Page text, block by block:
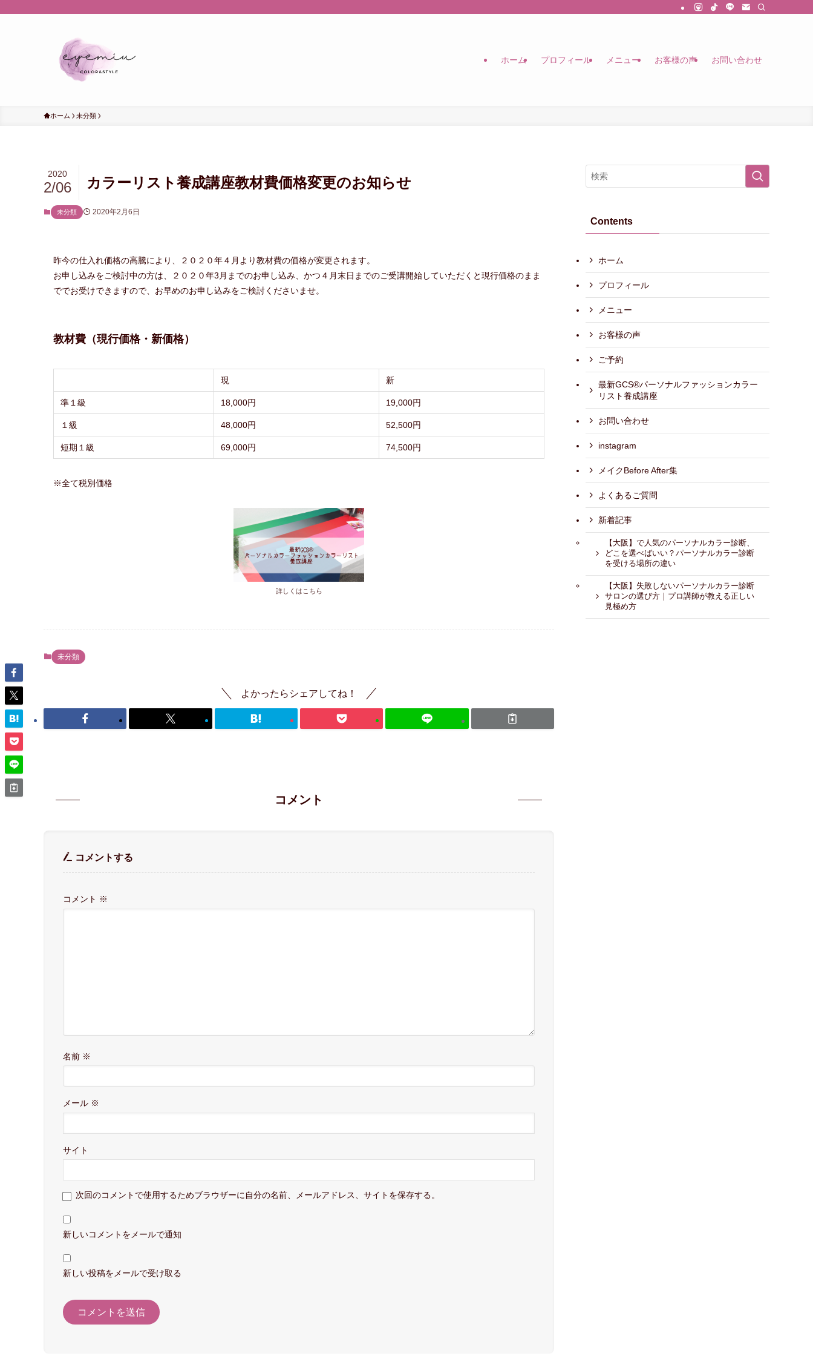
ホーム プロフィール メニュー お客様の声 お問い合わせ
ホーム 未分類
カラーリスト養成講座教材費価格変更のお知らせ
2020
2/06
未分類 2020年2月6日
昨今の仕入れ価格の高騰により、２０２０年４月より教材費の価格が変更されます。
お申し込みをご検討中の方は、２０２０年3月までのお申し込み、かつ４月末日までのご受講開始していただくと現行価格のまま
ででお受けできますので、お早めのお申し込みをご検討くださいませ。
教材費（現行価格・新価格）
現 新
準１級 18,000円 19,000円
１級 48,000円 52,500円
短期１級 69,000円 74,500円
※全て税別価格
詳しくはこちら
未分類
よかったらシェアしてね！
コメント
コメントする
コメント ※
名前 ※
メール ※
サイト
次回のコメントで使用するためブラウザーに自分の名前、メールアドレス、サイトを保存する。
新しいコメントをメールで通知
新しい投稿をメールで受け取る
Contents
ホーム
プロフィール
メニュー
お客様の声
ご予約
最新GCS®パーソナルファッションカラー
リスト養成講座
お問い合わせ
instagram
メイクBefore After集
よくあるご質問
新着記事
【大阪】で人気のパーソナルカラー診断、
どこを選べばいい？パーソナルカラー診断
を受ける場所の違い
【大阪】失敗しないパーソナルカラー診断
サロンの選び方｜プロ講師が教える正しい
見極め方